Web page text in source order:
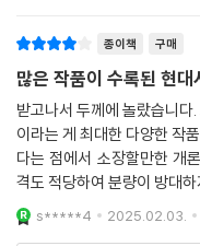
종이책 구매
많은 작품이 수록된 현대
받고나서 두께에 놀랐습니
이라는 게 최대한 다양한 작
다는 점에서 소장할만한 개
격도 적당하여 분량이 방대
s*****4 2025.02.03.